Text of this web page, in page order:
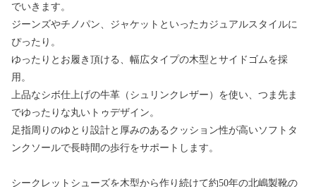
でいきます。
ジーンズやチノパン、ジャケットといったカジュアルスタイルに
ぴったり。
ゆったりとお履き頂ける、幅広タイプの木型とサイドゴムを採
用。
上品なシボ仕上げの牛革（シュリンクレザー）を使い、つま先ま
でゆったりな丸いトゥデザイン。
足指周りのゆとり設計と厚みのあるクッション性が高いソフトタ
ンクソールで長時間の歩行をサポートします。
シークレットシューズを木型から作り続けて約50年の北嶋製靴の